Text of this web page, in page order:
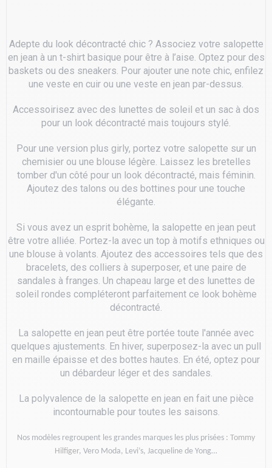
Adepte du look décontracté chic ? Associez votre salopette
en jean à un t-shirt basique pour être à l’aise. Optez pour des
baskets ou des sneakers. Pour ajouter une note chic, enfilez
une veste en cuir ou une veste en jean par-dessus.
Accessoirisez avec des lunettes de soleil et un sac à dos
pour un look décontracté mais toujours stylé.
Pour une version plus girly, portez votre salopette sur un
chemisier ou une blouse légère. Laissez les bretelles
tomber d'un côté pour un look décontracté, mais féminin.
Ajoutez des talons ou des bottines pour une touche
élégante.
Si vous avez un esprit bohème, la salopette en jean peut
être votre alliée. Portez-la avec un top à motifs ethniques ou
une blouse à volants. Ajoutez des accessoires tels que des
bracelets, des colliers à superposer, et une paire de
sandales à franges. Un chapeau large et des lunettes de
soleil rondes compléteront parfaitement ce look bohème
décontracté.
La salopette en jean peut être portée toute l'année avec
quelques ajustements. En hiver, superposez-la avec un pull
en maille épaisse et des bottes hautes. En été, optez pour
un débardeur léger et des sandales.
La polyvalence de la salopette en jean en fait une pièce
incontournable pour toutes les saisons.
Nos modèles regroupent les grandes marques les plus prisées : Tommy
Hilfiger, Vero Moda, Levi’s, Jacqueline de Yong…